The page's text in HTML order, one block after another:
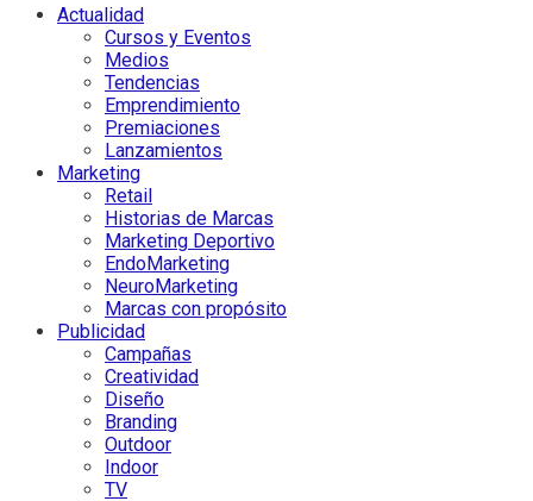
Actualidad
Cursos y Eventos
Medios
Tendencias
Emprendimiento
Premiaciones
Lanzamientos
Marketing
Retail
Historias de Marcas
Marketing Deportivo
EndoMarketing
NeuroMarketing
Marcas con propósito
Publicidad
Campañas
Creatividad
Diseño
Branding
Outdoor
Indoor
TV